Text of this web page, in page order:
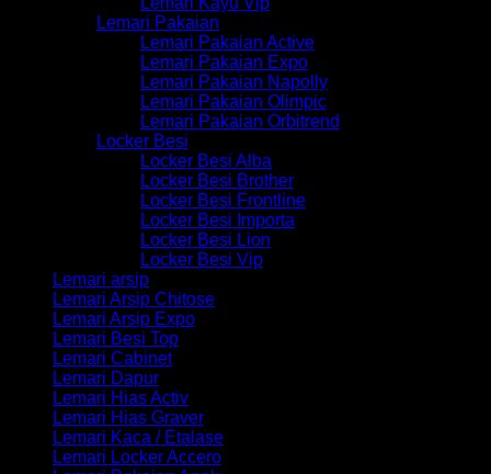
Lemari Pakaian
Lemari Pakaian Active
Lemari Pakaian Expo
Lemari Pakaian Napolly
Lemari Pakaian Olimpic
Lemari Pakaian Orbitrend
Locker Besi
Locker Besi Alba
Locker Besi Brother
Locker Besi Frontline
Locker Besi Importa
Locker Besi Lion
Locker Besi Vip
Lemari arsip
Lemari Arsip Chitose
Lemari Arsip Expo
Lemari Besi Top
Lemari Cabinet
Lemari Dapur
Lemari Hias Activ
Lemari Hias Graver
Lemari Kaca / Etalase
Lemari Locker Accero